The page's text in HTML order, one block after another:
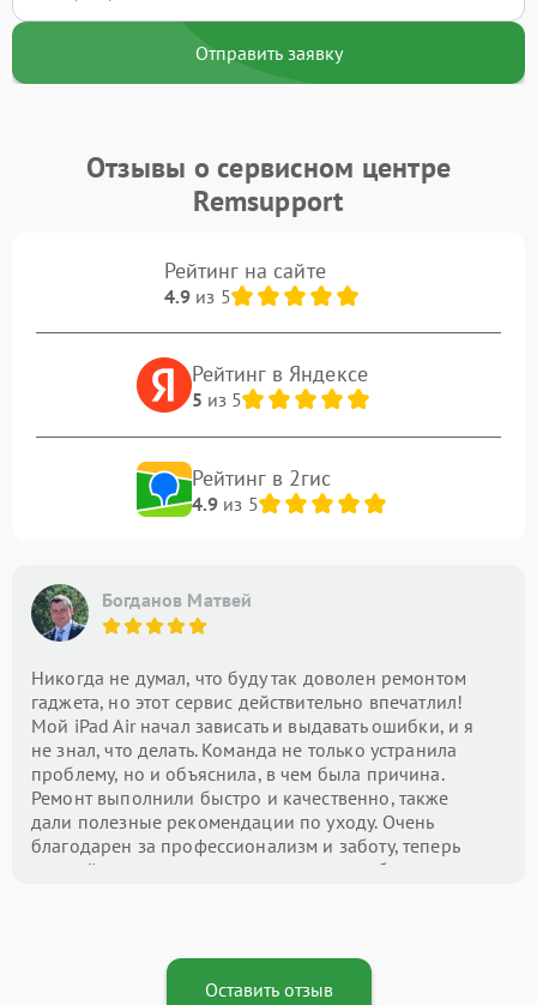
Отправить заявку
Отзывы о сервисном центре
Remsupport
Рейтинг на сайте
4.9из 5
Рейтинг в Яндексе
5 из 5
Рейтинг в 2гис
4.9из 5
Богданов Матвей
Никогда не думал, что буду так доволен ремонтом
гаджета, но этот сервис действительно впечатлил!
Мой iPad Air начал зависать и выдавать ошибки, и я
не знал, что делать. Команда не только устранила
проблему, но и объяснила, в чем была причина.
Ремонт выполнили быстро и качественно, также
дали полезные рекомендации по уходу. Очень
благодарен за профессионализм и заботу, теперь
это мой центр номер один для всех проблем с
Оставить отзыв